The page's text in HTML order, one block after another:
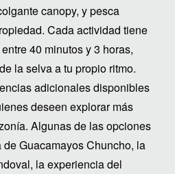
canopy, y pesca
Cada actividad tiene
40 minutos y 3 horas,
la selva a tu propio ritmo.
adicionales disponibles
deseen explorar más
Algunas de las opciones
Guacamayos Chuncho, la
la experiencia del